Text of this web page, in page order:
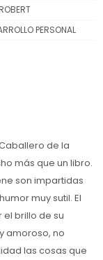
PERSONAL
de la
más que un libro.
son impartidas
muy sutil. El
brillo de su
amoroso, no
las cosas que